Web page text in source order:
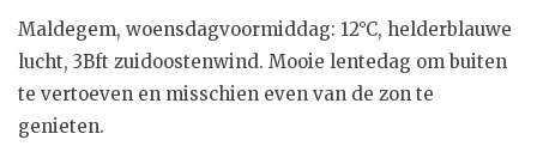
Maldegem, woensdagvoormiddag: 12°C, helderblauwe
lucht, 3Bft zuidoostenwind. Mooie lentedag om buiten
te vertoeven en misschien even van de zon te
genieten.